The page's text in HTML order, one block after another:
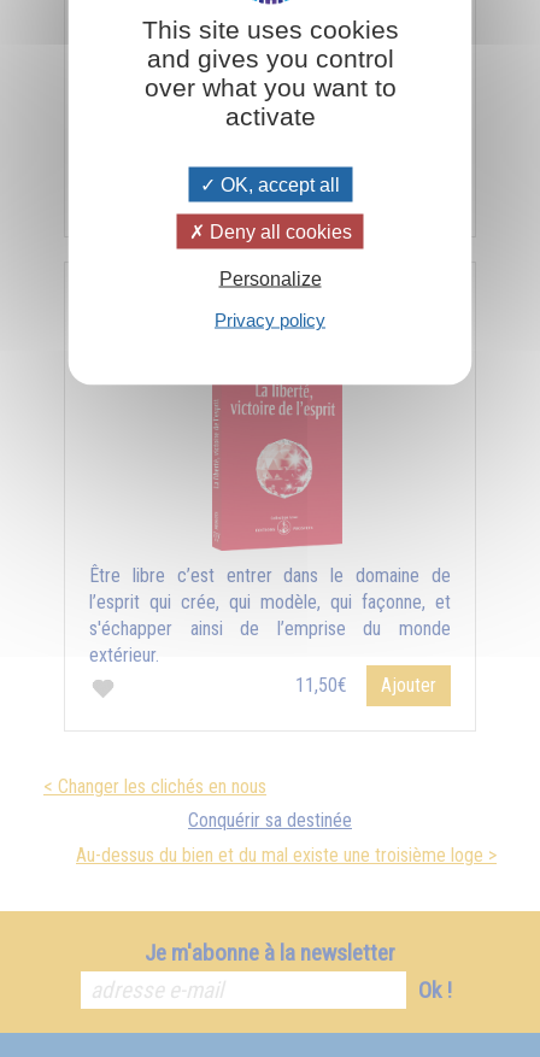
Dans quelle mesure les humains sont-ils libres
ou bien soumis à la fatalité ? La liberté dépend
5,00€
Être libre c’est entrer dans le domaine de
l’esprit qui crée, qui modèle, qui façonne, et
s'échapper ainsi de l’emprise du monde
extérieur.
11,50€
Ajouter
< Changer les clichés en nous
Conquérir sa destinée
Au-dessus du bien et du mal existe une troisième loge >
Je m'abonne à la newsletter
Ok !
This site uses cookies
and gives you control
over what you want to
activate
OK, accept all
Deny all cookies
Personalize
Privacy policy